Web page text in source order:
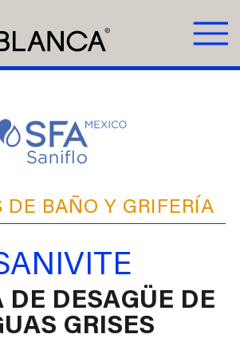
DE BAÑO Y GRIFERÍA
DESAGÜE DE
GRISES